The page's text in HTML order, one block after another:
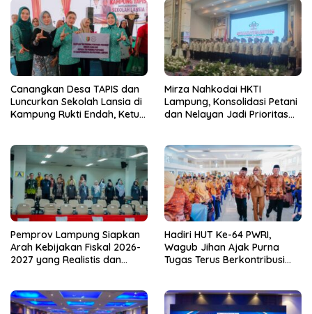
Canangkan Desa TAPIS dan
Luncurkan Sekolah Lansia di
Kampung Rukti Endah, Ketua
dari Desa
Mirza Nahkodai HKTI
Lampung, Konsolidasi Petani
dan Nelayan Jadi Prioritas
Pemprov Lampung Siapkan
Arah Kebijakan Fiskal 2026-
2027 yang Realistis dan
Hadiri HUT Ke-64 PWRI,
Wagub Jihan Ajak Purna
Tugas Terus Berkontribusi